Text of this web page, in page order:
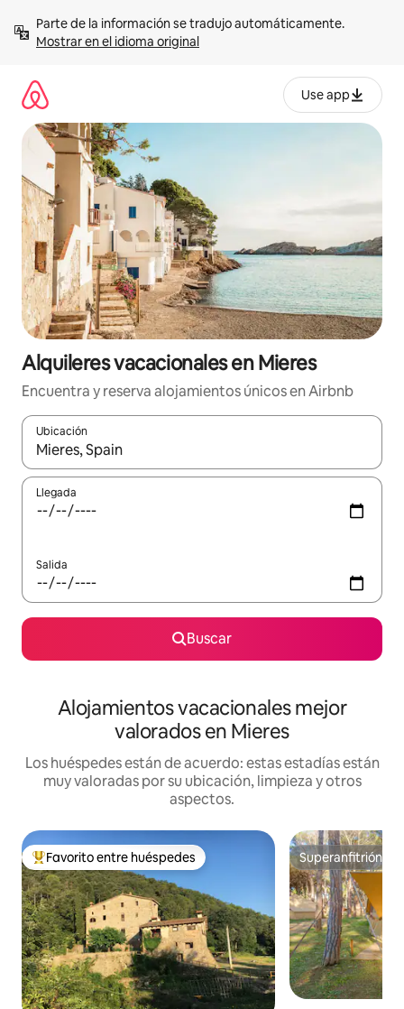
contenidoMostrar en el idioma original
Use app
Alquileres vacacionales en Mieres
Encuentra y reserva alojamientos únicos en Airbnb
Ubicación
Cuando los resultados estén disponibles, navega con las
Llegada
Salida
Buscar
Alojamientos vacacionales mejor
valorados en Mieres
Los huéspedes están de acuerdo: estas estadías están
muy valoradas por su ubicación, limpieza y otros
aspectos.
Favorito entre huéspedes preferido
Favorito entre huéspedes Superanfitrión
Superanfitrión